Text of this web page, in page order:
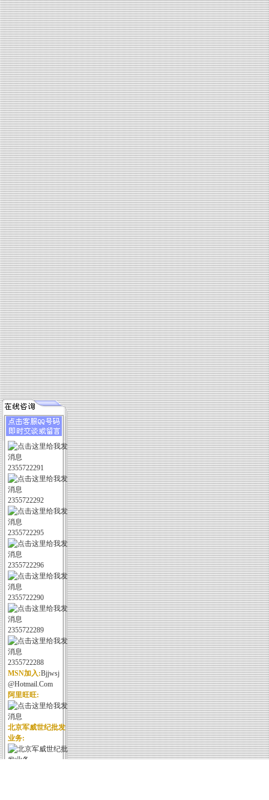
2355722291
2355722292
2355722295
2355722296
2355722290
2355722289
2355722288
MSN加入:Bjjwsj
@hotmail.com
阿里旺旺:
北京军威世纪批发
业务: